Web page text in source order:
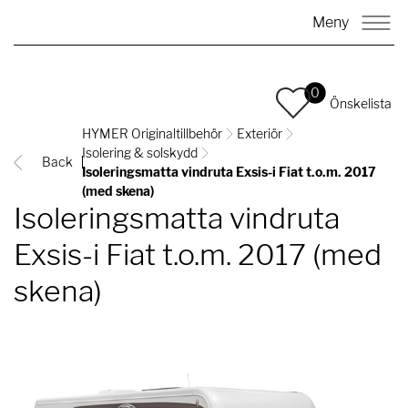
Meny
0
Önskelista
Back
HYMER Originaltillbehör
Exteriör
Isolering & solskydd
Isoleringsmatta vindruta Exsis-i Fiat t.o.m. 2017
(med skena)
Isoleringsmatta vindruta
Exsis-i Fiat t.o.m. 2017 (med
skena)